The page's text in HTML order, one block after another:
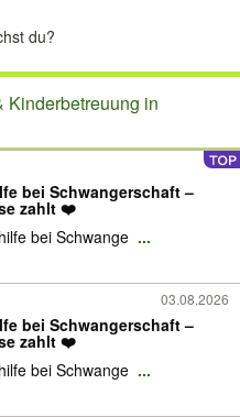
Kinderbetreuung in
bei Schwangerschaft –
zahlt ❤️
bei Schwange ...
03.08.2026
bei Schwangerschaft –
zahlt ❤️
bei Schwange ...